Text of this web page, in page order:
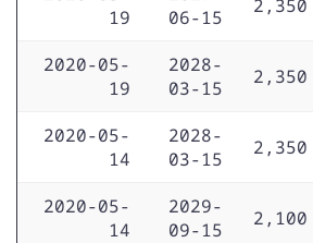
19
06-15
2,350
2020-05-
19
2028-
03-15
2,350
2020-05-
14
2028-
03-15
2,350
2020-05-
14
2029-
09-15
2,100